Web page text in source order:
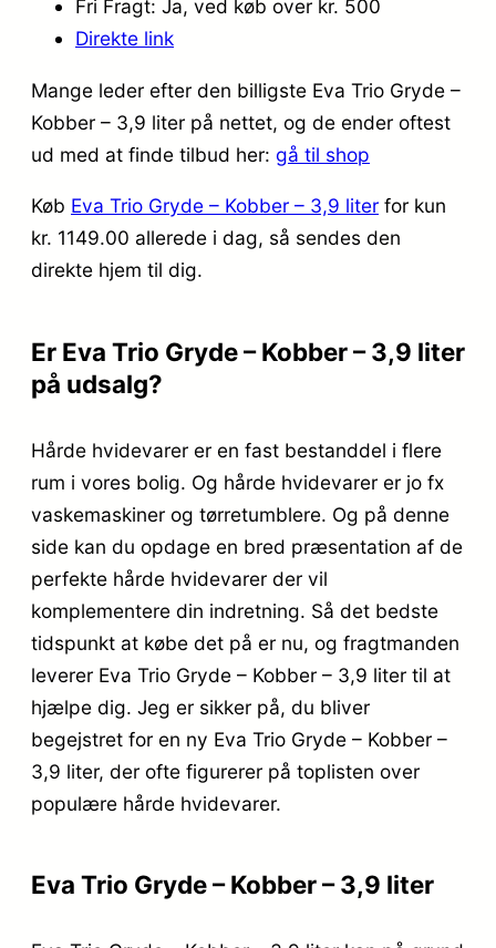
Fri Fragt: Ja, ved køb over kr. 500
Direkte link
Mange leder efter den billigste Eva Trio Gryde –
Kobber – 3,9 liter på nettet, og de ender oftest
ud med at finde tilbud her: gå til shop
Køb Eva Trio Gryde – Kobber – 3,9 liter for kun
kr. 1149.00 allerede i dag, så sendes den
direkte hjem til dig.
Er Eva Trio Gryde – Kobber – 3,9 liter
på udsalg?
Hårde hvidevarer er en fast bestanddel i flere
rum i vores bolig. Og hårde hvidevarer er jo fx
vaskemaskiner og tørretumblere. Og på denne
side kan du opdage en bred præsentation af de
perfekte hårde hvidevarer der vil
komplementere din indretning. Så det bedste
tidspunkt at købe det på er nu, og fragtmanden
leverer Eva Trio Gryde – Kobber – 3,9 liter til at
hjælpe dig. Jeg er sikker på, du bliver
begejstret for en ny Eva Trio Gryde – Kobber –
3,9 liter, der ofte figurerer på toplisten over
populære hårde hvidevarer.
Eva Trio Gryde – Kobber – 3,9 liter